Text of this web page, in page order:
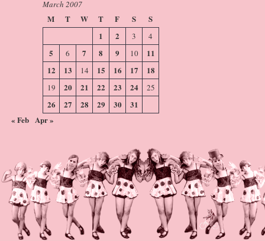
March 2007
M T W T F S
S
1
2 3 4
5 6 7 8 9 10
11
12
13 14 15 16 17 18
19 20 21 22 23 24 25
26 27 28 29 30
31
« Feb Apr »